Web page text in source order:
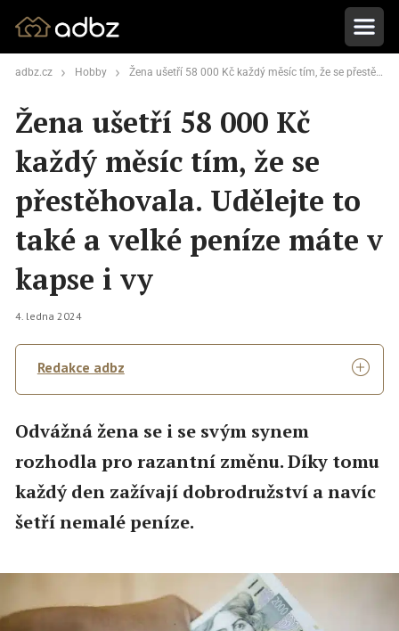
adbz.cz Hobby Žena ušetří 58 000 Kč každý měsíc tím, že se přestěhovala. Udělejte to také a velké peníze máte v kapse i vy
Žena ušetří 58 000 Kč
každý měsíc tím, že se
přestěhovala. Udělejte to
také a velké peníze máte v
kapse i vy
4. ledna 2024
Redakce adbz
Odvážná žena se i se svým synem
rozhodla pro razantní změnu. Díky tomu
každý den zažívají dobrodružství a navíc
šetří nemalé peníze.